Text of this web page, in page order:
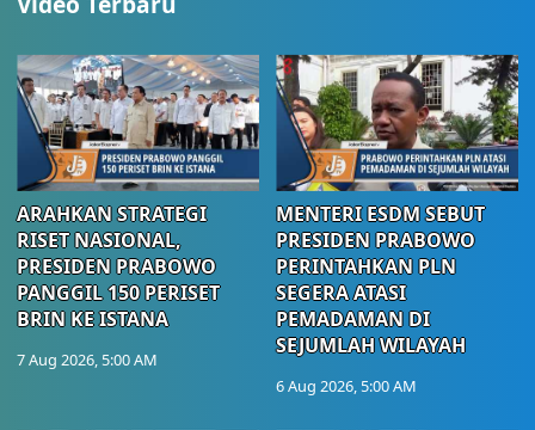
ARAHKAN STRATEGI
RISET NASIONAL,
PRESIDEN PRABOWO
PANGGIL 150 PERISET
BRIN KE ISTANA
7 Aug 2026, 5:00 AM
MENTERI ESDM SEBUT
PRESIDEN PRABOWO
PERINTAHKAN PLN
SEGERA ATASI
PEMADAMAN DI
SEJUMLAH WILAYAH
6 Aug 2026, 5:00 AM